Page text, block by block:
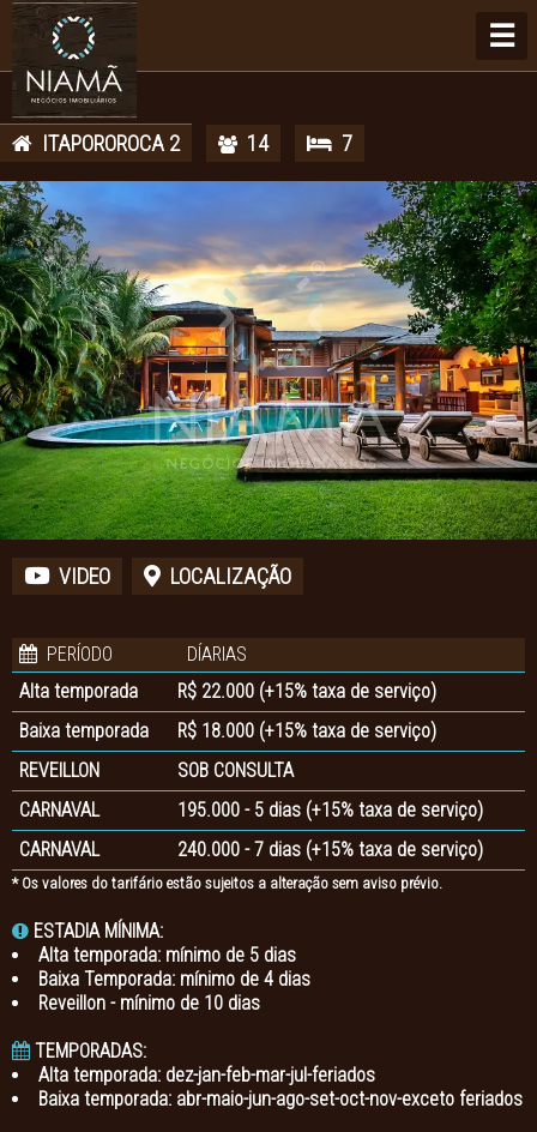
☰
ITAPOROROCA 2 14 7
VIDEO LOCALIZAÇÃO
PERÍODO
DÍARIAS
Alta temporada
R$ 22.000 (+15% taxa de serviço)
Baixa temporada
R$ 18.000 (+15% taxa de serviço)
REVEILLON
SOB CONSULTA
CARNAVAL
195.000 - 5 dias (+15% taxa de serviço)
CARNAVAL
240.000 - 7 dias (+15% taxa de serviço)
* Os valores do tarifário estão sujeitos a alteração sem aviso prévio.
ESTADIA MÍNIMA:
Alta temporada: mínimo de 5 dias
Baixa Temporada: mínimo de 4 dias
Reveillon - mínimo de 10 dias
TEMPORADAS:
Alta temporada: dez-jan-feb-mar-jul-feriados
Baixa temporada: abr-maio-jun-ago-set-oct-nov-exceto feriados